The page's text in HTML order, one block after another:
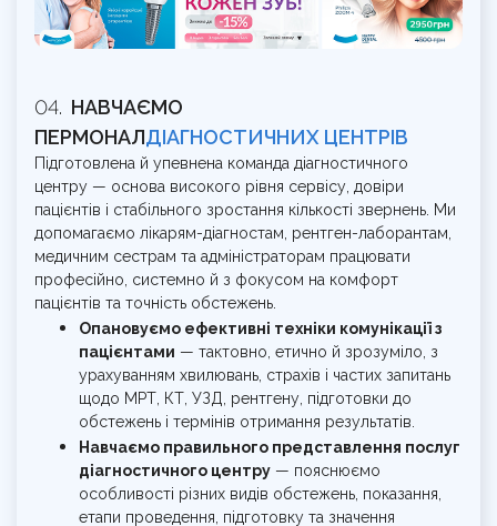
НАВЧАЄМО
ПЕРМОНАЛДІАГНОСТИЧНИХ ЦЕНТРІВ
Підготовлена й упевнена команда діагностичного
центру — основа високого рівня сервісу, довіри
пацієнтів і стабільного зростання кількості звернень. Ми
допомагаємо лікарям-діагностам, рентген-лаборантам,
медичним сестрам та адміністраторам працювати
професійно, системно й з фокусом на комфорт
пацієнтів та точність обстежень.
Опановуємо ефективні техніки комунікації з
пацієнтами — тактовно, етично й зрозуміло, з
урахуванням хвилювань, страхів і частих запитань
щодо МРТ, КТ, УЗД, рентгену, підготовки до
обстежень і термінів отримання результатів.
Навчаємо правильного представлення послуг
діагностичного центру — пояснюємо
особливості різних видів обстежень, показання,
етапи проведення, підготовку та значення